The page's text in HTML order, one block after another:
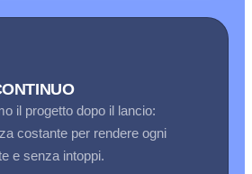
il progetto dopo il lancio:
costante per rendere ogni
e senza intoppi.